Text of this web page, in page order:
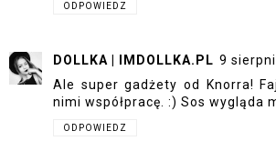
ODPOWIEDZ
DOLLKA | IMDOLLKA.PL 9
Ale super gadżety od Knorra!
nimi współpracę. :) Sos wygląda
ODPOWIEDZ